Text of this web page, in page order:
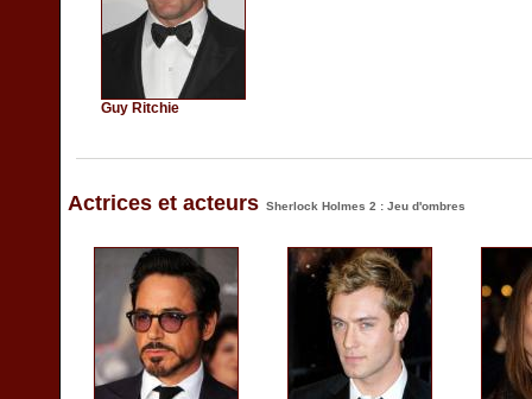
Guy Ritchie
Actrices et acteurs Sherlock Holmes 2 : Jeu d'ombres